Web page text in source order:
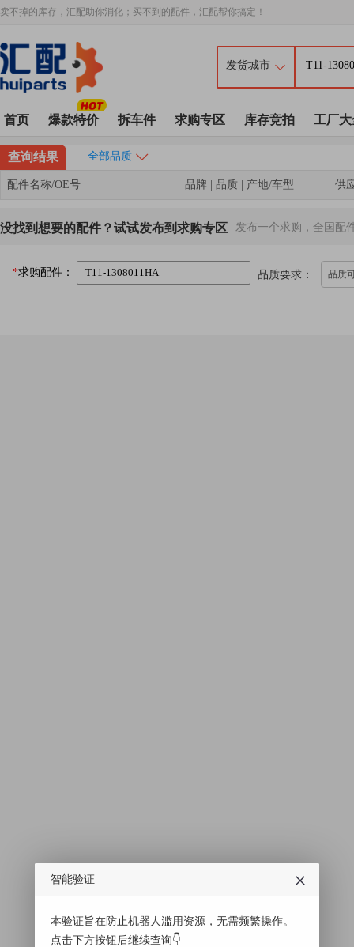
卖不掉的库存，汇配助你消化；买不到的配件，汇配帮你搞定！
首页 爆款特价 拆车件 求购专区 库存竞拍 工厂大
查询结果 全部品质
配件名称/OE号 品牌 | 品质 | 产地/车型 供
没找到想要的配件？试试发布到求购专区 发布一个求购，全国配
*求购配件： 品质要求： 品质
智能验证
本验证旨在防止机器人滥用资源，无需频繁操作。
点击下方按钮后继续查询👇